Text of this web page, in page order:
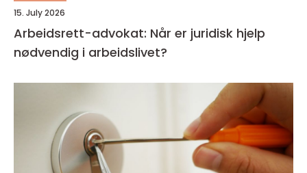
15. July 2026
Arbeidsrett-advokat: Når er juridisk hjelp
nødvendig i arbeidslivet?